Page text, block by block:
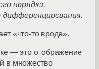
порядка,
«что-то вроде».
— это отображение
в множество